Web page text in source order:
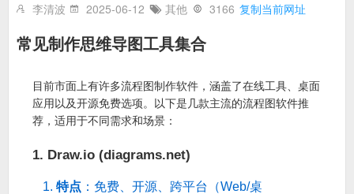
李清波 2025-06-12 其他 3166 复制当前网址
常见制作思维导图工具集合
目前市面上有许多流程图制作软件，涵盖了在线工具、桌面
应用以及开源免费选项。以下是几款主流的流程图软件推
荐，适用于不同需求和场景：
1. Draw.io (diagrams.net)
特点 ：免费、开源、跨平台（Web/桌